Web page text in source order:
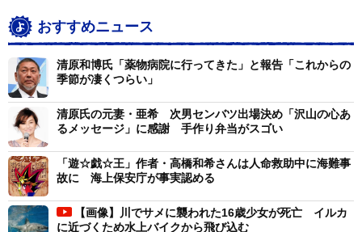
おすすめニュース
清原和博氏「薬物病院に行ってきた」と報告「これからの
季節が凄くつらい」
清原氏の元妻・亜希 次男センバツ出場決め「沢山の心あ
るメッセージ」に感謝 手作り弁当がスゴい
「遊☆戯☆王」作者・高橋和希さんは人命救助中に海難事
故に 海上保安庁が事実認める
【画像】川でサメに襲われた16歳少女が死亡 イルカ
に近づくため水上バイクから飛び込む